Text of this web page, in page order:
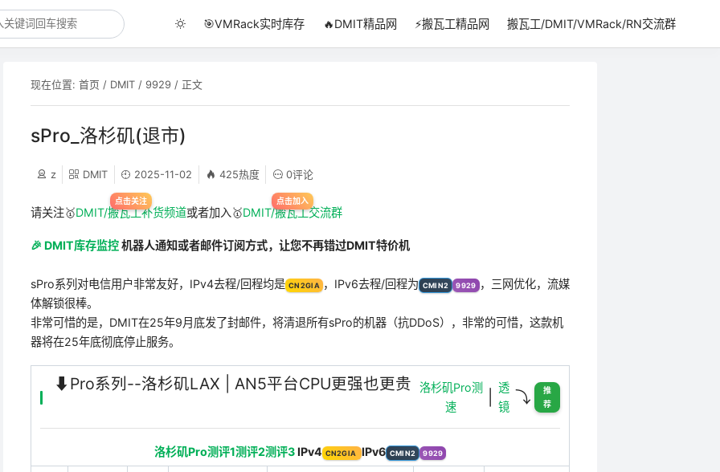
🎯VMRack实时库存 🔥DMIT精品网 ⚡搬瓦工精品网 搬瓦工/DMIT/VMRack/RN交流群
现在位置: 首页 / DMIT / 9929 / 正文
sPro_洛杉矶(退市)
z DMIT 2025-11-02 425热度 0评论
请关注🥇DMIT/搬瓦工补货频道或者加入🥇DMIT/搬瓦工交流群
🎉 DMIT库存监控机器人通知或者邮件订阅方式，让您不再错过DMIT特价机
sPro系列对电信用户非常友好，IPv4去程/回程均是 CN2GIA ，IPv6去程/回程为 CMIN2 9929 ，三网优化，流媒
体解锁很棒。
非常可惜的是，DMIT在25年9月底发了封邮件，将清退所有sPro的机器（抗DDoS），非常的可惜，这款机
器将在25年底彻底停止服务。
⬇️Pro系列--洛杉矶LAX | AN5平台CPU更强也更贵
洛杉矶Pro测
速
透
镜 ⤵️
推
荐
洛杉矶Pro测评1测评2测评3 IPv4 CN2GIA IPv6 CMIN2 9929